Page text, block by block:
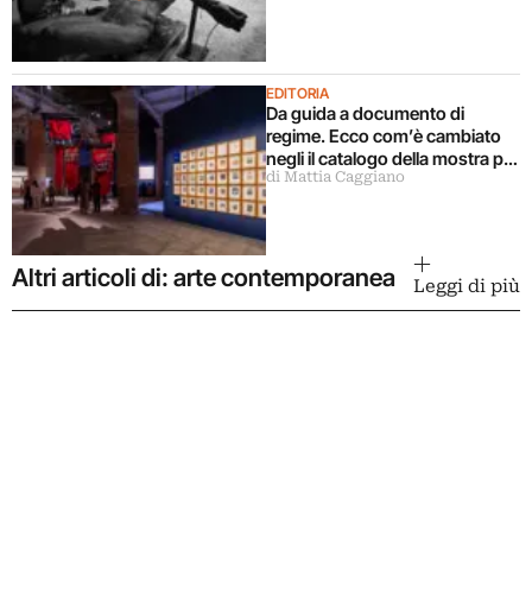
EDITORIA
Da guida a documento di
regime. Ecco com’è cambiato
negli il catalogo della mostra più
importante del mondo
di Mattia Caggiano
Altri articoli di: arte contemporanea Leggi di più